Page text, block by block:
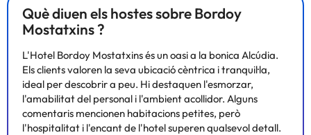
Què diuen els hostes sobre Bordoy
Mostatxins ?
L'Hotel Bordoy Mostatxins és un oasi a la bonica Alcúdia.
Els clients valoren la seva ubicació cèntrica i tranquil·la,
ideal per descobrir a peu. Hi destaquen l'esmorzar,
l'amabilitat del personal i l'ambient acollidor. Alguns
comentaris mencionen habitacions petites, però
l'hospitalitat i l'encant de l'hotel superen qualsevol detall.